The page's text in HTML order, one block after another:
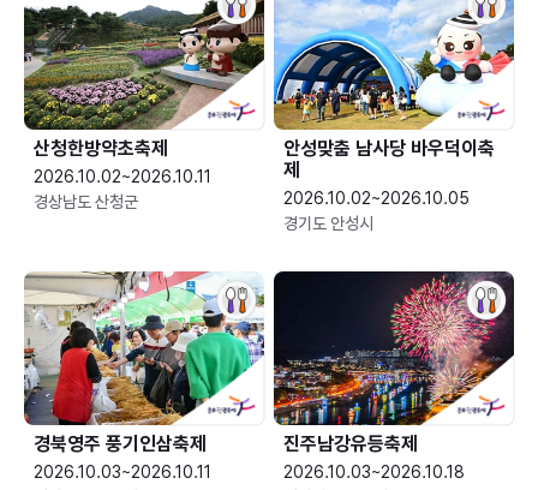
산청한방약초축제
2026.10.02~2026.10.11
경상남도 산청군
안성맞춤 남사당 바우덕이축
제
2026.10.02~2026.10.05
경기도 안성시
경북영주 풍기인삼축제
2026.10.03~2026.10.11
진주남강유등축제
2026.10.03~2026.10.18